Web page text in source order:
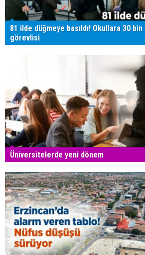
81 ilde düğmeye basıldı! Okullara 30
görevlisi
Üniversitelerde yeni dönem